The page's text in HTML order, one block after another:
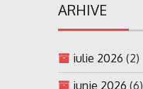
ARHIVE
iulie 2026 (2)
iunie 2026 (6)